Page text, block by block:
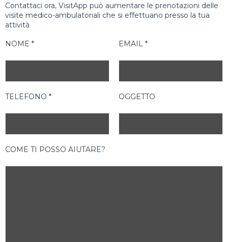
Contattaci ora, VisitApp può aumentare le prenotazioni delle
visite medico-ambulatoriali che si effettuano presso la tua
attività
NOME *
TELEFONO *
EMAIL *
OGGETTO
COME TI POSSO AIUTARE?